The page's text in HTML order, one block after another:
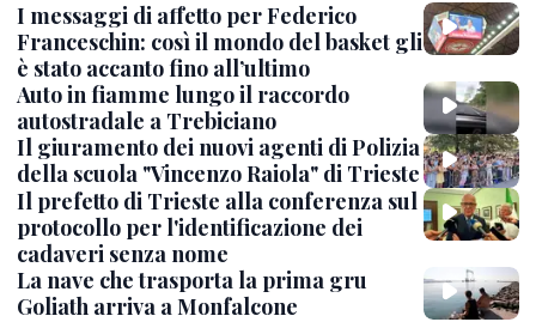
I messaggi di affetto per Federico
Franceschin: così il mondo del basket gli
è stato accanto fino all’ultimo
Auto in fiamme lungo il raccordo
autostradale a Trebiciano
Il giuramento dei nuovi agenti di Polizia
della scuola "Vincenzo Raiola" di Trieste
Il prefetto di Trieste alla conferenza sul
protocollo per l'identificazione dei
cadaveri senza nome
La nave che trasporta la prima gru
Goliath arriva a Monfalcone